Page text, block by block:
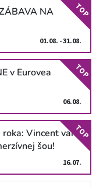
NA
01.08. - 31.08.
TOP
v Eurovea
06.08.
TOP
Vincent van
šou!
16.07.
TOP